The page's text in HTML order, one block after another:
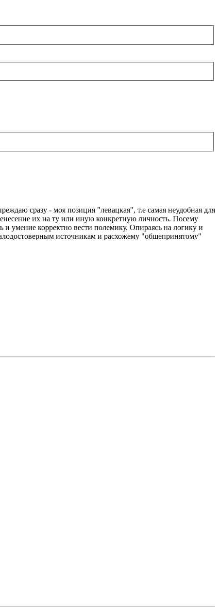
сразу - моя позиция "левацкая", т.е самая неудобная для
их на ту или иную конкретную личность. Посему
умение корректно вести полемику. Опираясь на логику и
источникам и расхожему "общепринятому"